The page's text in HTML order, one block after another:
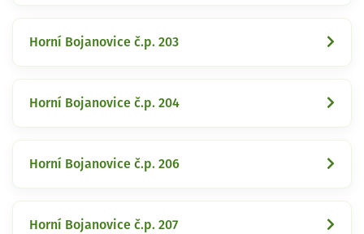
Horní Bojanovice č.p. 203
Horní Bojanovice č.p. 204
Horní Bojanovice č.p. 206
Horní Bojanovice č.p. 207